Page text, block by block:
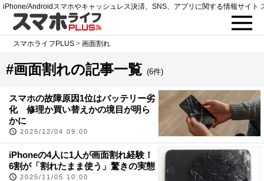
iPhone/Androidスマホやキャッシュレス決済、SNS、アプリに関する情報サイト
スマホライフPLUS >画面割れ
#画面割れの記事一覧 (6件)
スマホの故障原因1位はバッテリー劣
化 修理か買い替えかの境目が明ら
かに
2025/12/04 09:00
iPhoneの4人に1人が画面割れ経験！
6割が「割れたまま使う」驚きの実態
2025/11/05 10:00